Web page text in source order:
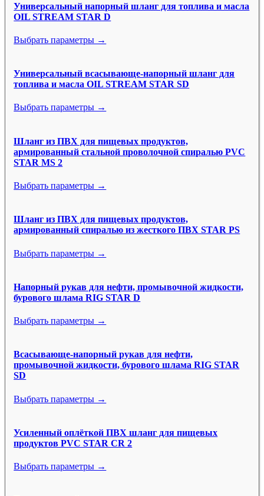
Универсальный напорный шланг для топлива и масла
OIL STREAM STAR D
Выбрать параметры →
Универсальный всасывающе-напорный шланг для
топлива и масла OIL STREAM STAR SD
Выбрать параметры →
Шланг из ПВХ для пищевых продуктов,
армированный стальной проволочной спиралью PVC
STAR MS 2
Выбрать параметры →
Шланг из ПВХ для пищевых продуктов,
армированный спиралью из жесткого ПВХ STAR PS
Выбрать параметры →
Напорный рукав для нефти, промывочной жидкости,
бурового шлама RIG STAR D
Выбрать параметры →
Всасывающе-напорный рукав для нефти,
промывочной жидкости, бурового шлама RIG STAR
SD
Выбрать параметры →
Усиленный оплёткой ПВХ шланг для пищевых
продуктов PVC STAR CR 2
Выбрать параметры →